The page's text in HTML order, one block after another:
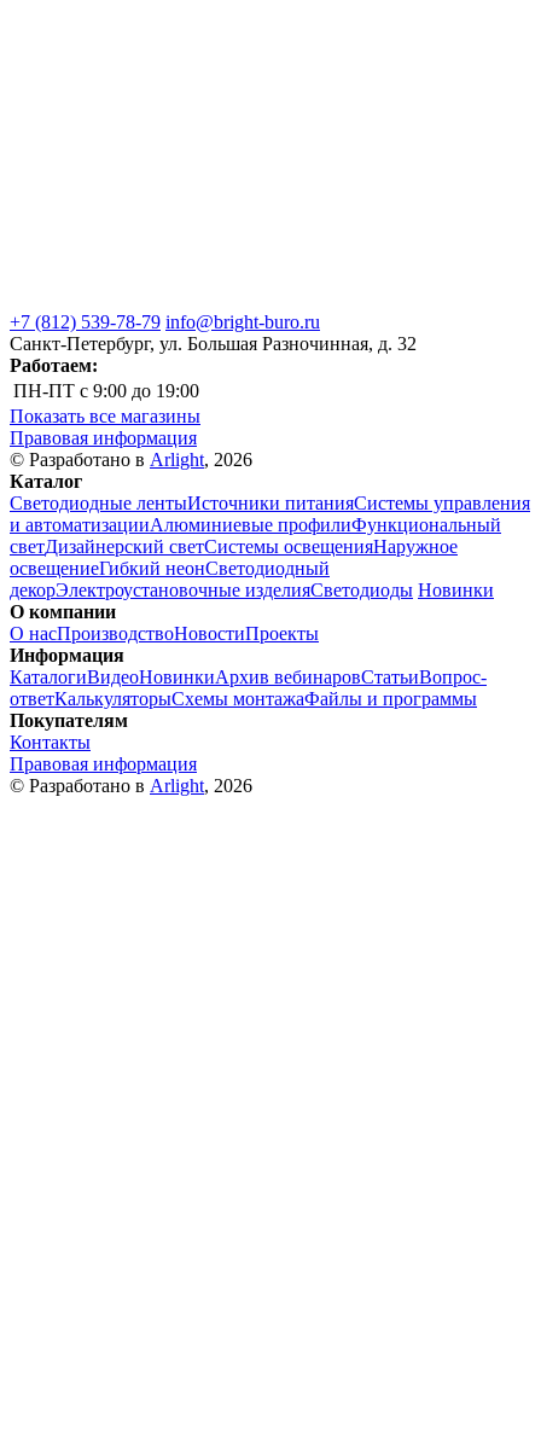
+7 (812) 539-78-79 info@bright-buro.ru
Санкт-Петербург, ул. Большая Разночинная, д. 32
Работаем:
ПН-ПТ с 9:00 до 19:00
Показать все магазины
Правовая информация
© Разработано в Arlight, 2026
Каталог
Светодиодные лентыИсточники питанияСистемы управления
и автоматизацииАлюминиевые профилиФункциональный
светДизайнерский светСистемы освещенияНаружное
освещениеГибкий неонСветодиодный
декорЭлектроустановочные изделияСветодиоды Новинки
О компании
О насПроизводствоНовостиПроекты
Информация
КаталогиВидеоНовинкиАрхив вебинаровСтатьиВопрос-
ответКалькуляторыСхемы монтажаФайлы и программы
Покупателям
Контакты
Правовая информация
© Разработано в Arlight, 2026